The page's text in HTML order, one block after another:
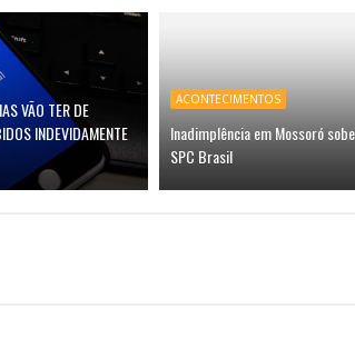
VÃO TER DE
INDEVIDAMENTE
ACONTECIMENTOS
Inadimplência em Mossoró
SPC Brasil